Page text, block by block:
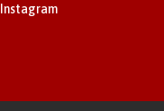
Instagram